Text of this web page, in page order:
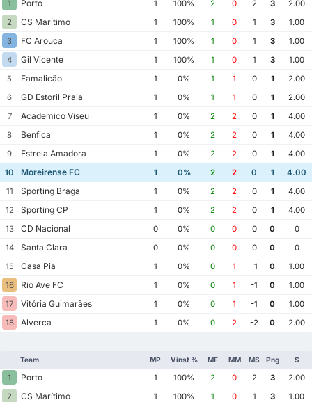
1 Porto 1 100% 2 0 2 3
2.00
2
CS Marítimo 1 100% 1 0 1 3
1.00
3
FC Arouca 1 100% 1 0 1 3
1.00
4
Gil Vicente 1 100% 1 0 1 3
1.00
5
Famalicão 1 0% 1 1 0 1
2.00
6
GD Estoril Praia 1 0% 1 1 0 1
2.00
7
Academico Viseu 1 0% 2 2 0 1
4.00
8
Benfica 1 0% 2 2 0 1
4.00
9
Estrela Amadora 1 0% 2 2 0 1
4.00
10
Moreirense FC 1 0% 2 2 0 1
4.00
11
Sporting Braga 1 0% 2 2 0 1
4.00
12
Sporting CP 1 0% 2 2 0 1
4.00
13
CD Nacional 0 0% 0 0 0 0
0
14
Santa Clara 0 0% 0 0 0 0
0
15
Casa Pia 1 0% 0 1 -1 0
1.00
16
Rio Ave FC 1 0% 0 1 -1 0
1.00
17
Vitória Guimarães 1 0% 0 1 -1 0
1.00
18
Alverca 1 0% 0 2 -2 0 2.00
Team MP Vinst % MF MM MS Png S
1 Porto 1 100% 2 0 2 3
2.00
2
CS Marítimo 1 100% 1 0 1 3
1.00